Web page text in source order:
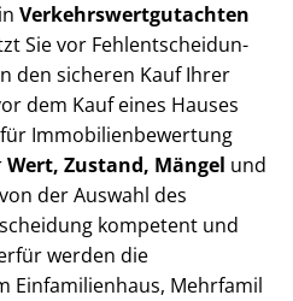
Ver­kehrs­wert­gut­ach­ten
Sie vor Fehl­ent­schei­dun­
den sicheren Kauf Ihrer
dem Kauf eines Hauses
Im­mo­bi­li­en­be­wer­tung
Wert, Zustand, Mängel und
der Auswahl des
kompetent und
werden die
Einfamilienhaus, Mehr­fa­mi­l